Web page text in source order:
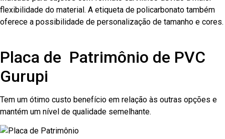
flexibilidade do material. A etiqueta de policarbonato também
oferece a possibilidade de personalização de tamanho e cores.
Placa de Patrimônio de PVC
Gurupi
Tem um ótimo custo benefício em relação às outras opções e
mantém um nível de qualidade semelhante.